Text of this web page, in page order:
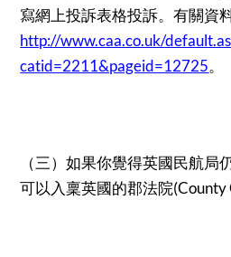
寫網上投訴表格投訴。有關資
http://www.caa.co.uk/
catid=2211&pageid=12725。
（三）如果你覺得英國民航局
可以入稟英國的郡法院(County